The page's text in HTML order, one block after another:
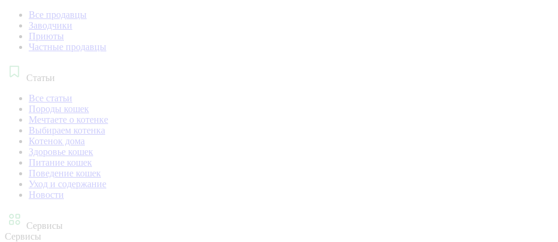
Все продавцы
Заводчики
Приюты
Частные продавцы
Статьи
Все статьи
Породы кошек
Мечтаете о котенке
Выбираем котенка
Котенок дома
Здоровье кошек
Питание кошек
Поведение кошек
Уход и содержание
Новости
Сервисы
Сервисы